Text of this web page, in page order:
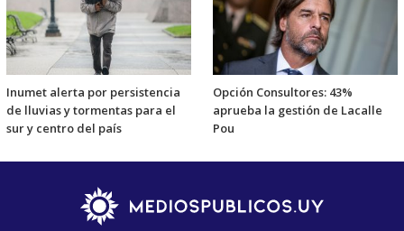
Inumet alerta por persistencia
de lluvias y tormentas para el
sur y centro del país
Opción Consultores: 43%
aprueba la gestión de Lacalle
Pou